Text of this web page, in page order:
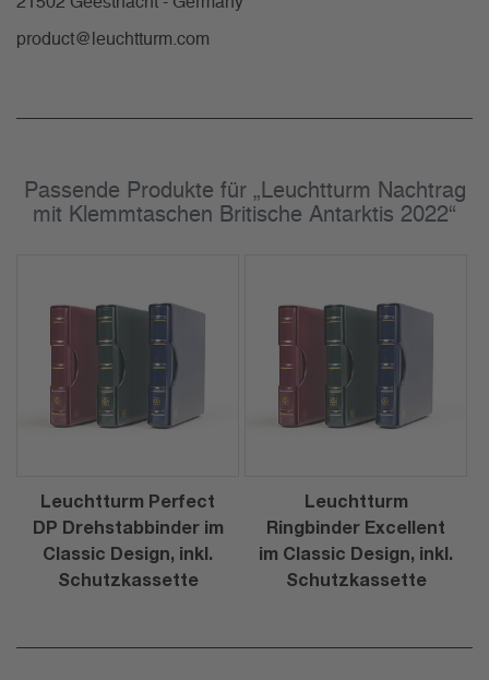
product@leuchtturm.com
Passende Produkte für „Leuchtturm Nachtrag
mit Klemmtaschen Britische Antarktis 2022“
Leuchtturm Perfect
DP Drehstabbinder im
Classic Design, inkl.
Schutzkassette
Leuchtturm
Ringbinder Excellent
im Classic Design, inkl.
Schutzkassette